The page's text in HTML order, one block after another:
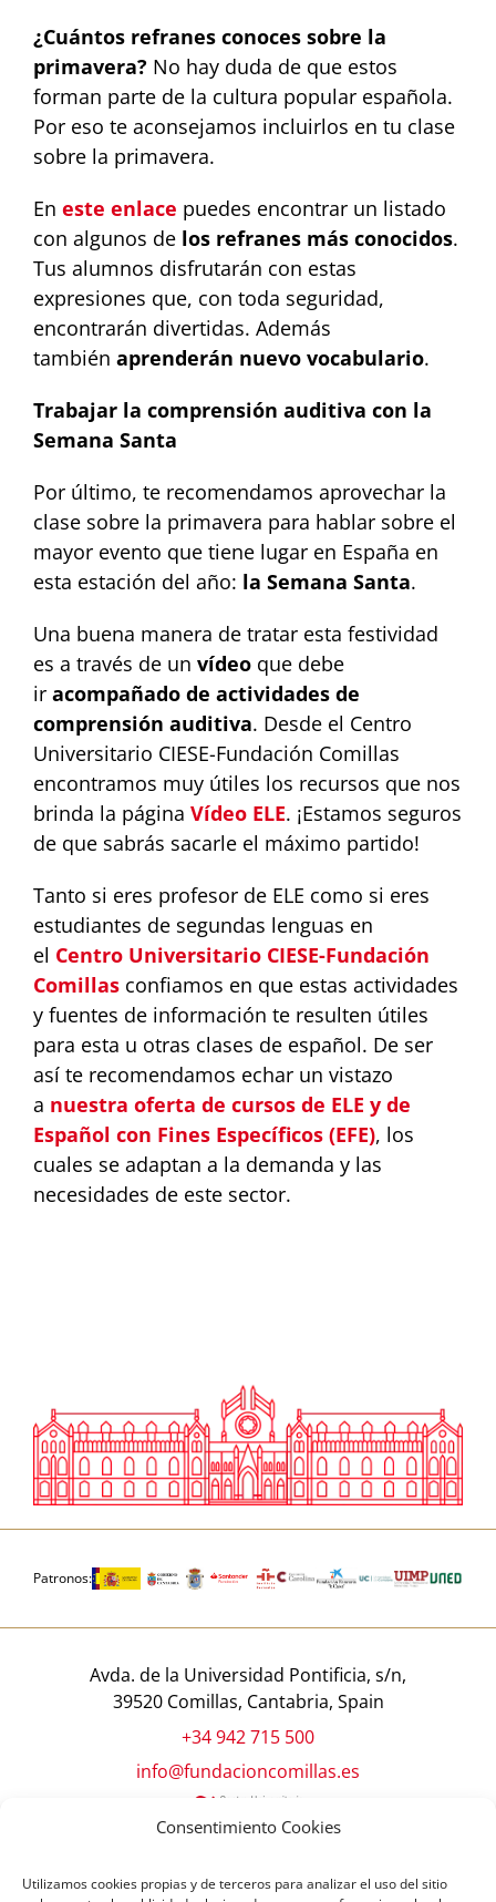
Consentimiento Cookies
Utilizamos cookies propias y de terceros para analizar el uso del sitio
¿Cuántos refranes conoces sobre la
primavera? No hay duda de que estos
forman parte de la cultura popular española.
Por eso te aconsejamos incluirlos en tu clase
sobre la primavera.
En este enlace puedes encontrar un listado
con algunos de los refranes más conocidos.
Tus alumnos disfrutarán con estas
expresiones que, con toda seguridad,
encontrarán divertidas. Además
también aprenderán nuevo vocabulario.
Trabajar la comprensión auditiva con la
Semana Santa
Por último, te recomendamos aprovechar la
clase sobre la primavera para hablar sobre el
mayor evento que tiene lugar en España en
esta estación del año: la Semana Santa.
Una buena manera de tratar esta festividad
es a través de un vídeo que debe
ir acompañado de actividades de
comprensión auditiva. Desde el Centro
Universitario CIESE-Fundación Comillas
encontramos muy útiles los recursos que nos
brinda la página Vídeo ELE. ¡Estamos seguros
de que sabrás sacarle el máximo partido!
Tanto si eres profesor de ELE como si eres
estudiantes de segundas lenguas en
el Centro Universitario CIESE-Fundación
Comillas confiamos en que estas actividades
y fuentes de información te resulten útiles
para esta u otras clases de español. De ser
así te recomendamos echar un vistazo
a nuestra oferta de cursos de ELE y de
Español con Fines Específicos (EFE), los
cuales se adaptan a la demanda y las
necesidades de este sector.
Patronos:
Avda. de la Universidad Pontificia, s/n,
39520 Comillas, Cantabria, Spain
+34 942 715 500
info@fundacioncomillas.es